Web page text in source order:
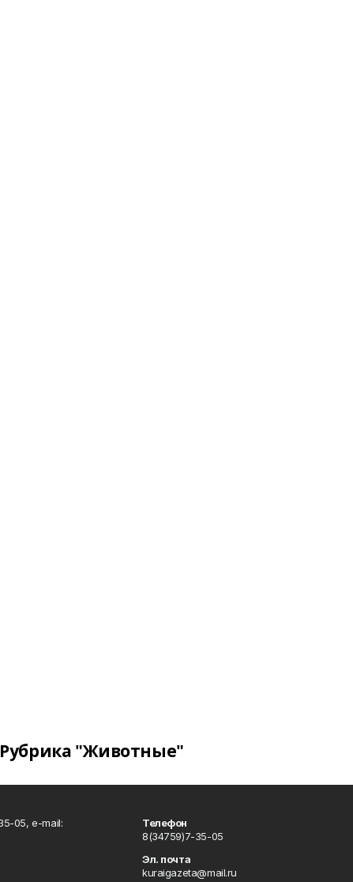
Рубрика "Животные"
05, e-mail:
Телефон
8(34759)7-35-05
Эл. почта
kuraigazeta@mail.ru